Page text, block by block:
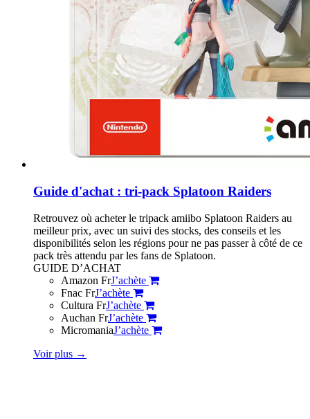
Guide d'achat : tri-pack Splatoon Raiders
Retrouvez où acheter le tripack amiibo Splatoon Raiders au
meilleur prix, avec un suivi des stocks, des conseils et les
disponibilités selon les régions pour ne pas passer à côté de ce
pack très attendu par les fans de Splatoon.
GUIDE D’ACHAT
Amazon FrJ’achète
Fnac FrJ’achète
Cultura FrJ’achète
Auchan FrJ’achète
MicromaniaJ’achète
Voir plus →